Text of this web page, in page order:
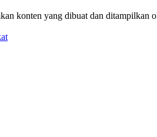
konten yang dibuat dan